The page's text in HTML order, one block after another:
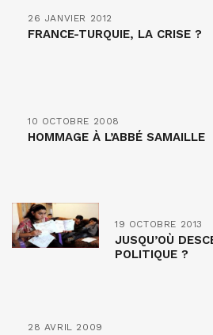
26 JANVIER 2012
FRANCE-TURQUIE, LA CRISE ?
10 OCTOBRE 2008
HOMMAGE À L’ABBÉ SAMAILLE
19 OCTOBRE 2013
JUSQU’OÙ
POLITIQUE ?
28 AVRIL 2009